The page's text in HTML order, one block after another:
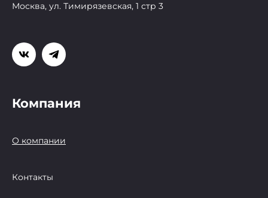
Москва, ул. Тимирязевская, 1 стр 3
Компания
О компании
Контакты